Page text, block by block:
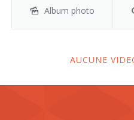
Album photo
AUCUNE